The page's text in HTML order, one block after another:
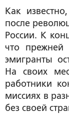
Как
после
России. К
что прежней
эмигранты
На своих
работники
миссиях в
без своей